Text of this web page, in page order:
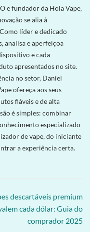
e fundador da Hola Vape,
se alia à
líder e dedicado
analisa e aperfeiçoa
e cada
apresentados no site.
no setor, Daniel
ofereça aos seus
fiáveis e de alta
é simples: combinar
especializado
de vape, do iniciante
a experiência certa.
descartáveis ​​premium
cada dólar: Guia do
comprador 2025